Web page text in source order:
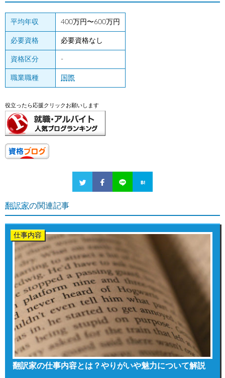
平均年収 400万円〜600万円
必要資格 必要資格なし
資格区分 -
職業職種 国際
役立ったら応援クリックお願いします
翻訳家の関連記事
仕事内容
翻訳家の仕事内容とは？やりがいや魅力について解説